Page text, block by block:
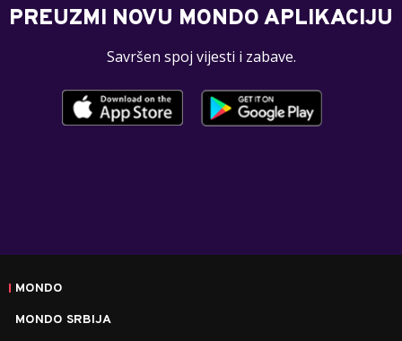
PREUZMI NOVU MONDO APLIKACIJU
Savršen spoj vijesti i zabave.
MONDO
MONDO SRBIJA